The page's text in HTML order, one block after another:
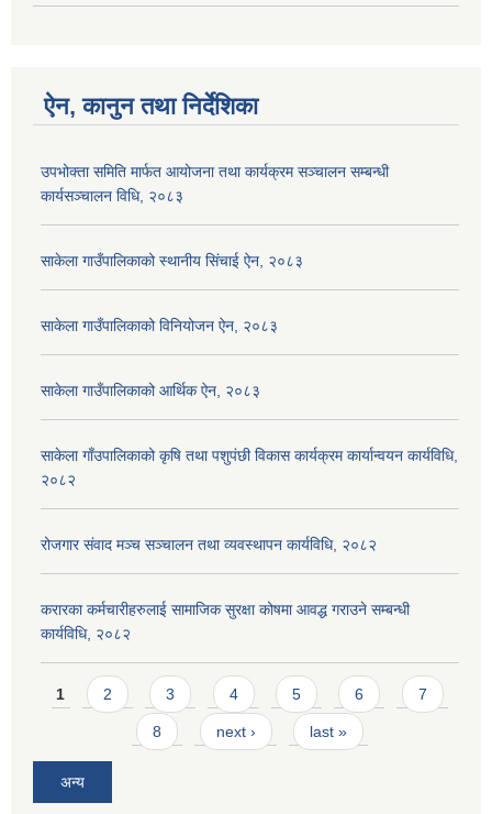
ऐन, कानुन तथा निर्देशिका
उपभोक्ता समिति मार्फत आयोजना तथा कार्यक्रम सञ्चालन सम्बन्धी
कार्यसञ्चालन विधि, २०८३
साकेला गाउँपालिकाको स्थानीय सिंचाई ऐन, २०८३
साकेला गाउँपालिकाको विनियोजन ऐन, २०८३
साकेला गाउँपालिकाको आर्थिक ऐन, २०८३
साकेला गाँउपालिकाको कृषि तथा पशुपंछी विकास कार्यक्रम कार्यान्वयन कार्यविधि,
२०८२
रोजगार संवाद मञ्च सञ्चालन तथा व्यवस्थापन कार्यविधि, २०८२
करारका कर्मचारीहरुलाई सामाजिक सुरक्षा कोषमा आवद्ध गराउने सम्बन्धी
कार्यविधि, २०८२
Pages
1 2 3 4 5 6 7
8 next › last »
अन्य